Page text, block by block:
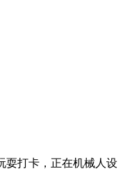
打卡，正在机械人设